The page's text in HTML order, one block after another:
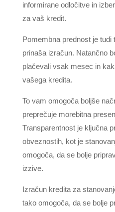
informirane odločitve in
za vaš kredit.
Pomembna prednost je tudi
prinaša izračun. Natančno
plačevali vsak mesec in
vašega kredita.
To vam omogoča boljše
preprečuje morebitna
Transparentnost je ključna
obveznostih, kot je
omogoča, da se bolje
izzive.
Izračun kredita za
tako omogoča, da se bolje